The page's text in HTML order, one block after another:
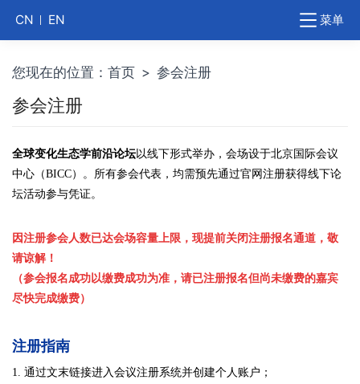
菜单
CN EN
参会注册
您现在的位置： 首页 > 参会注册
全球变化生态学前沿论坛以线下形式举办，会场设于北京国际会议
中心（BICC）。所有参会代表，均需预先通过官网注册获得线下论
坛活动参与凭证。
因注册参会人数已达会场容量上限，现提前关闭注册报名通道，敬
请谅解！
（参会报名成功以缴费成功为准，请已注册报名但尚未缴费的嘉宾
尽快完成缴费）
注册指南
1. 通过文末链接进入会议注册系统并创建个人账户 ；